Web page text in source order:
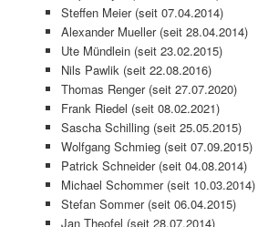
Steffen Meier (seit 07.04.2014)
Alexander Mueller (seit 28.04.2014)
Ute Mündlein (seit 23.02.2015)
Nils Pawlik (seit 22.08.2016)
Thomas Renger (seit 27.07.2020)
Frank Riedel (seit 08.02.2021)
Sascha Schilling (seit 25.05.2015)
Wolfgang Schmieg (seit 07.09.2015)
Patrick Schneider (seit 04.08.2014)
Michael Schommer (seit 10.03.2014)
Stefan Sommer (seit 06.04.2015)
Jan Theofel (seit 28.07.2014)